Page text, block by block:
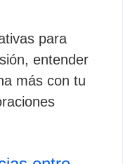
para
entender
más con tu